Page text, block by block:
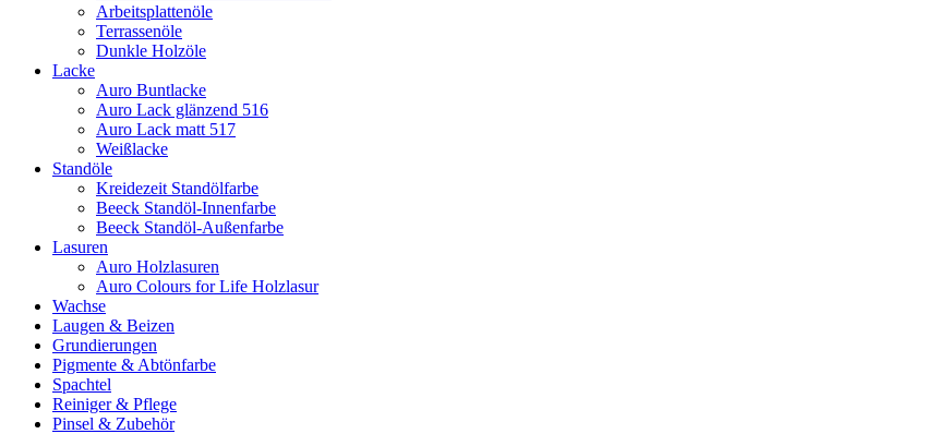
Arbeitsplattenöle
Terrassenöle
Dunkle Holzöle
Lacke
Auro Buntlacke
Auro Lack glänzend 516
Auro Lack matt 517
Weißlacke
Standöle
Kreidezeit Standölfarbe
Beeck Standöl-Innenfarbe
Beeck Standöl-Außenfarbe
Lasuren
Auro Holzlasuren
Auro Colours for Life Holzlasur
Wachse
Laugen & Beizen
Grundierungen
Pigmente & Abtönfarbe
Spachtel
Reiniger & Pflege
Pinsel & Zubehör